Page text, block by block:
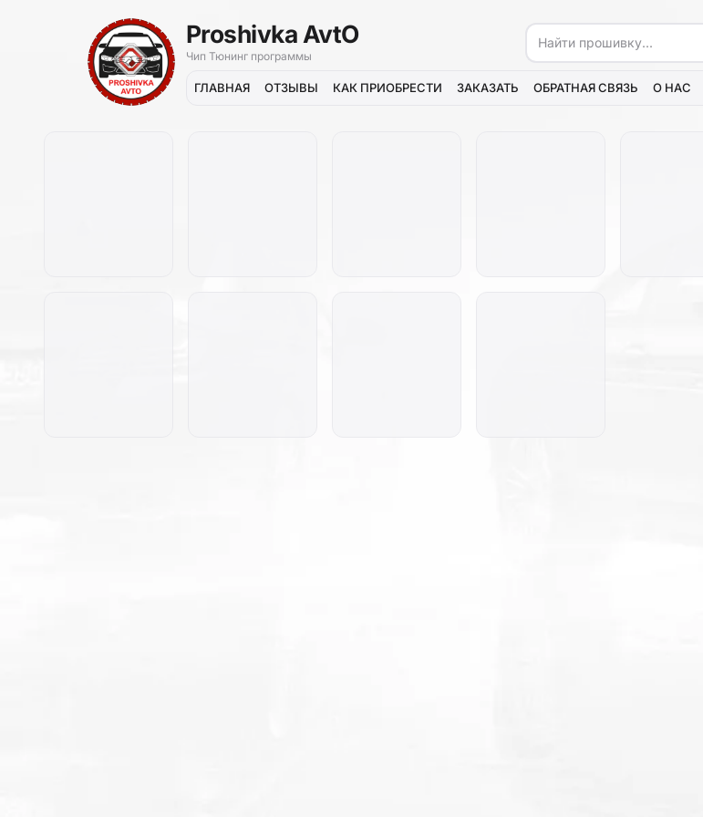
Proshivka AvtO
Чип Тюнинг программы
ГЛАВНАЯ ОТЗЫВЫ КАК ПРИОБРЕСТИ ЗАКАЗАТЬ ОБРАТНАЯ СВЯЗЬ О НАС